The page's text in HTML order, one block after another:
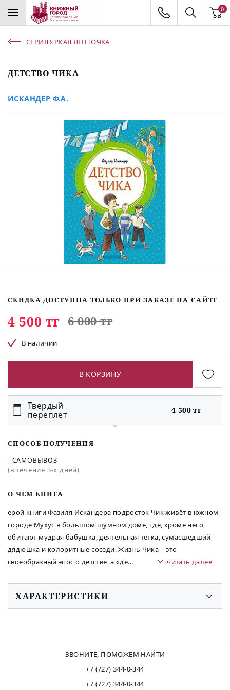
0
СЕРИЯ ЯРКАЯ ЛЕНТОЧКА
ДЕТСТВО ЧИКА
ИСКАНДЕР Ф.А.
O ЧЕМ КНИГА
ерой книги Фазиля Искандера подросток Чик живёт в южном
городе Мухус в большом шумном доме, где, кроме него,
обитают мудрая бабушка, деятельная тётка, сумасшедший
дядюшка и колоритные соседи. Жизнь Чика – это
своеобразный эпос о детстве, а «де... читать далее
СКИДКА ДОСТУПНА ТОЛЬКО ПРИ ЗАКАЗЕ НА САЙТЕ
4 500 тг 6 000 тг
В наличии
В КОРЗИНУ
Твердый
переплет
4 500 тг
СПОСОБ ПОЛУЧЕНИЯ
- САМОВЫВОЗ
(в течение 3-х дней)
ХАРАКТЕРИСТИКИ
ЗВОНИТЕ, ПОМОЖЕМ НАЙТИ
+7 (727) 344-0-344
+7 (727) 344-0-344